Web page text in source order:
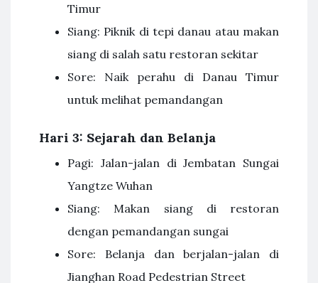
Timur
Siang: Piknik di tepi danau atau makan
siang di salah satu restoran sekitar
Sore: Naik perahu di Danau Timur
untuk melihat pemandangan
Hari 3: Sejarah dan Belanja
Pagi: Jalan-jalan di Jembatan Sungai
Yangtze Wuhan
Siang: Makan siang di restoran
dengan pemandangan sungai
Sore: Belanja dan berjalan-jalan di
Jianghan Road Pedestrian Street